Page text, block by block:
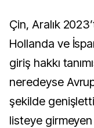
Çin, Aralık
Hollanda ve
giriş hakkı
neredeyse
şekilde
listeye